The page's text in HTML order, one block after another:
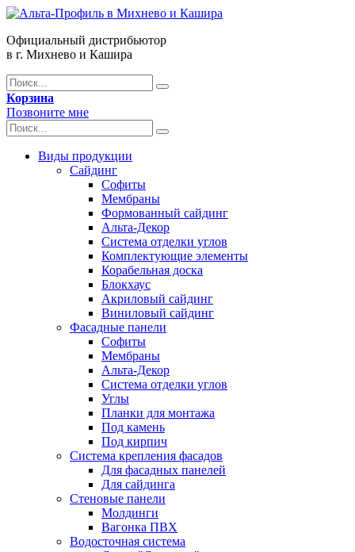
Официальный дистрибьютор
в г. Михнево и Кашира
Корзина
Позвоните мне
Виды продукции
Сайдинг
Софиты
Мембраны
Формованный сайдинг
Альта-Декор
Система отделки углов
Комплектующие элементы
Корабельная доска
Блокхаус
Акриловый сайдинг
Виниловый сайдинг
Фасадные панели
Софиты
Мембраны
Альта-Декор
Система отделки углов
Углы
Планки для монтажа
Под камень
Под кирпич
Система крепления фасадов
Для фасадных панелей
Для сайдинга
Стеновые панели
Молдинги
Вагонка ПВХ
Водосточная система